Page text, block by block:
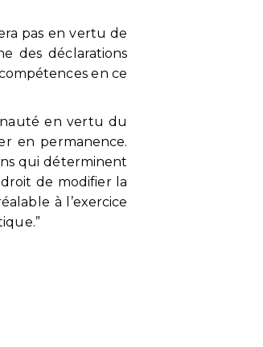
pas en vertu de
des déclarations
en ce
en vertu du
en permanence.
qui déterminent
de modifier la
à l’exercice